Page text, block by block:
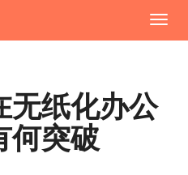
切
换
无纸化办公
何突破